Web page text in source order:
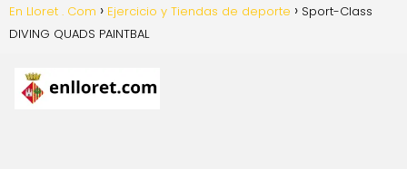
En Lloret . Com Ejercicio y Tiendas de deporte
Sport-Class
DIVING QUADS PAINTBAL